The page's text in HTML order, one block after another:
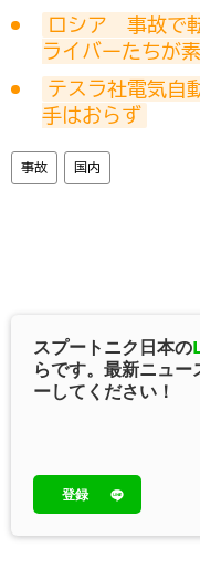
ロシア　事故で
ライバーたちが
テスラ社電気自
手はおらず
事故 国内
スプートニク日本の
らです。最新ニュー
ーしてください！
登録